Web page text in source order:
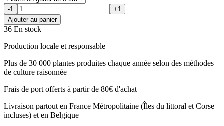
-1
+1
Ajouter au panier
36 En stock
Production locale et responsable
Plus de 30 000 plantes produites chaque année selon des méthodes
de culture raisonnée
Frais de port offerts à partir de 80€ d'achat
Livraison partout en France Métropolitaine (Îles du littoral et Corse
incluses) et en Belgique